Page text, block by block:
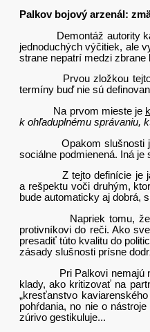
Palkov bojový arzenál:
Demontáž autority
jednoduchých výčitiek, ale
strane nepatrí medzi
Prvou zložkou tejto
termíny buď nie sú
Na prvom mieste je
k ohľaduplnému správaniu,
Opakom slušnosti je
sociálne podmienená. Iná
Z tejto definície je jasné,
a rešpektu voči druhým,
bude automaticky aj dobrá,
Napriek tomu, že
protivníkovi do reči. Ako
presadiť túto kvalitu do
zásady slušnosti prísne
Pri Palkovi nemajú na
klady, ako kritizovať na
„kresťanstvo
pohŕdania, no nie o
zúrivo gestikuluje...